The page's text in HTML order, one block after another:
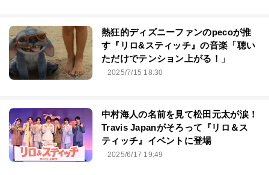
熱狂的ディズニーファンのpecoが推
す『リロ&スティッチ』の音楽「聴い
ただけでテンション上がる！」
2025/7/15 18:30
中村海人の名前を見て松田元太が涙！
Travis Japanがそろって『リロ＆ス
ティッチ』イベントに登場
2025/6/17 19:49